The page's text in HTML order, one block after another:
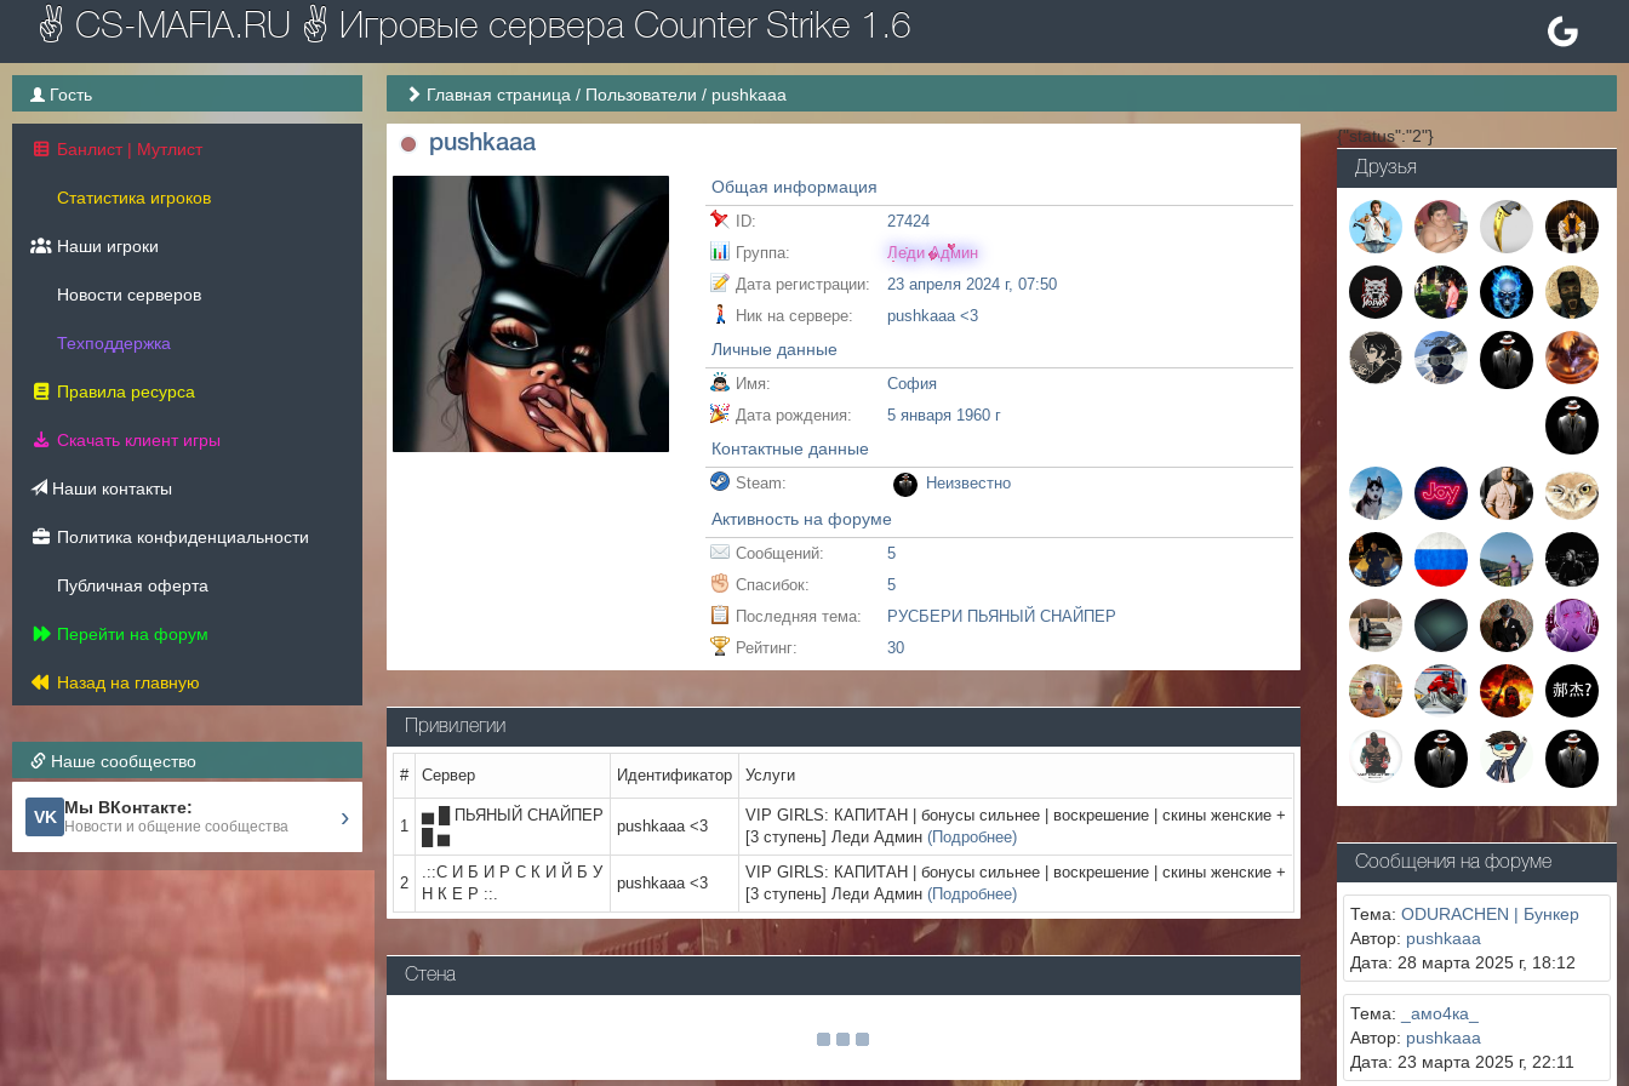
✌ CS-MAFIA.RU ✌ Игровые сервера Counter Strike 1.6
Гость
Банлист | Мутлист
Статистика игроков
Наши игроки
Новости серверов
Техподдержка
Правила ресурса
Скачать клиент игры
Наши контакты
Политика конфиденциальности
Публичная оферта
Перейти на форум
Назад на главную
Наше сообщество
VK Мы ВКонтакте:
Новости и общение сообщества ›
Главная страница / Пользователи / pushkaaa
pushkaaa
Общая информация
ID:
27424
Группа:
Леди Админ
Дата регистрации:
23 апреля 2024 г, 07:50
Ник на сервере:
pushkaaa <3
Личные данные
Имя:
София
Дата рождения:
5 января 1960 г
Контактные данные
Steam: Неизвестно
Активность на форуме
Сообщений:
5
Спасибок:
5
Последняя тема:
РУСБЕРИ ПЬЯНЫЙ СНАЙПЕР
Рейтинг:
30
Привилегии
# Сервер Идентификатор Услуги
1
▅ █ ПЬЯНЫЙ СНАЙПЕР
█ ▅
pushkaaa <3
VIP GIRLS: КАПИТАН | бонусы сильнее | воскрешение | скины женские +
[3 ступень] Леди Админ(Подробнее)
2
.::С И Б И Р С К И Й Б У
Н К Е Р ::.
pushkaaa <3
VIP GIRLS: КАПИТАН | бонусы сильнее | воскрешение | скины женские +
[3 ступень] Леди Админ(Подробнее)
Стена
{"status":"2"}
Друзья
Сообщения на форуме
Тема: ODURACHEN | Бункер
Автор: pushkaaa
Дата: 28 марта 2025 г, 18:12
Тема:
_амо4ка_
Автор: pushkaaa
Дата: 23 марта 2025 г, 22:11